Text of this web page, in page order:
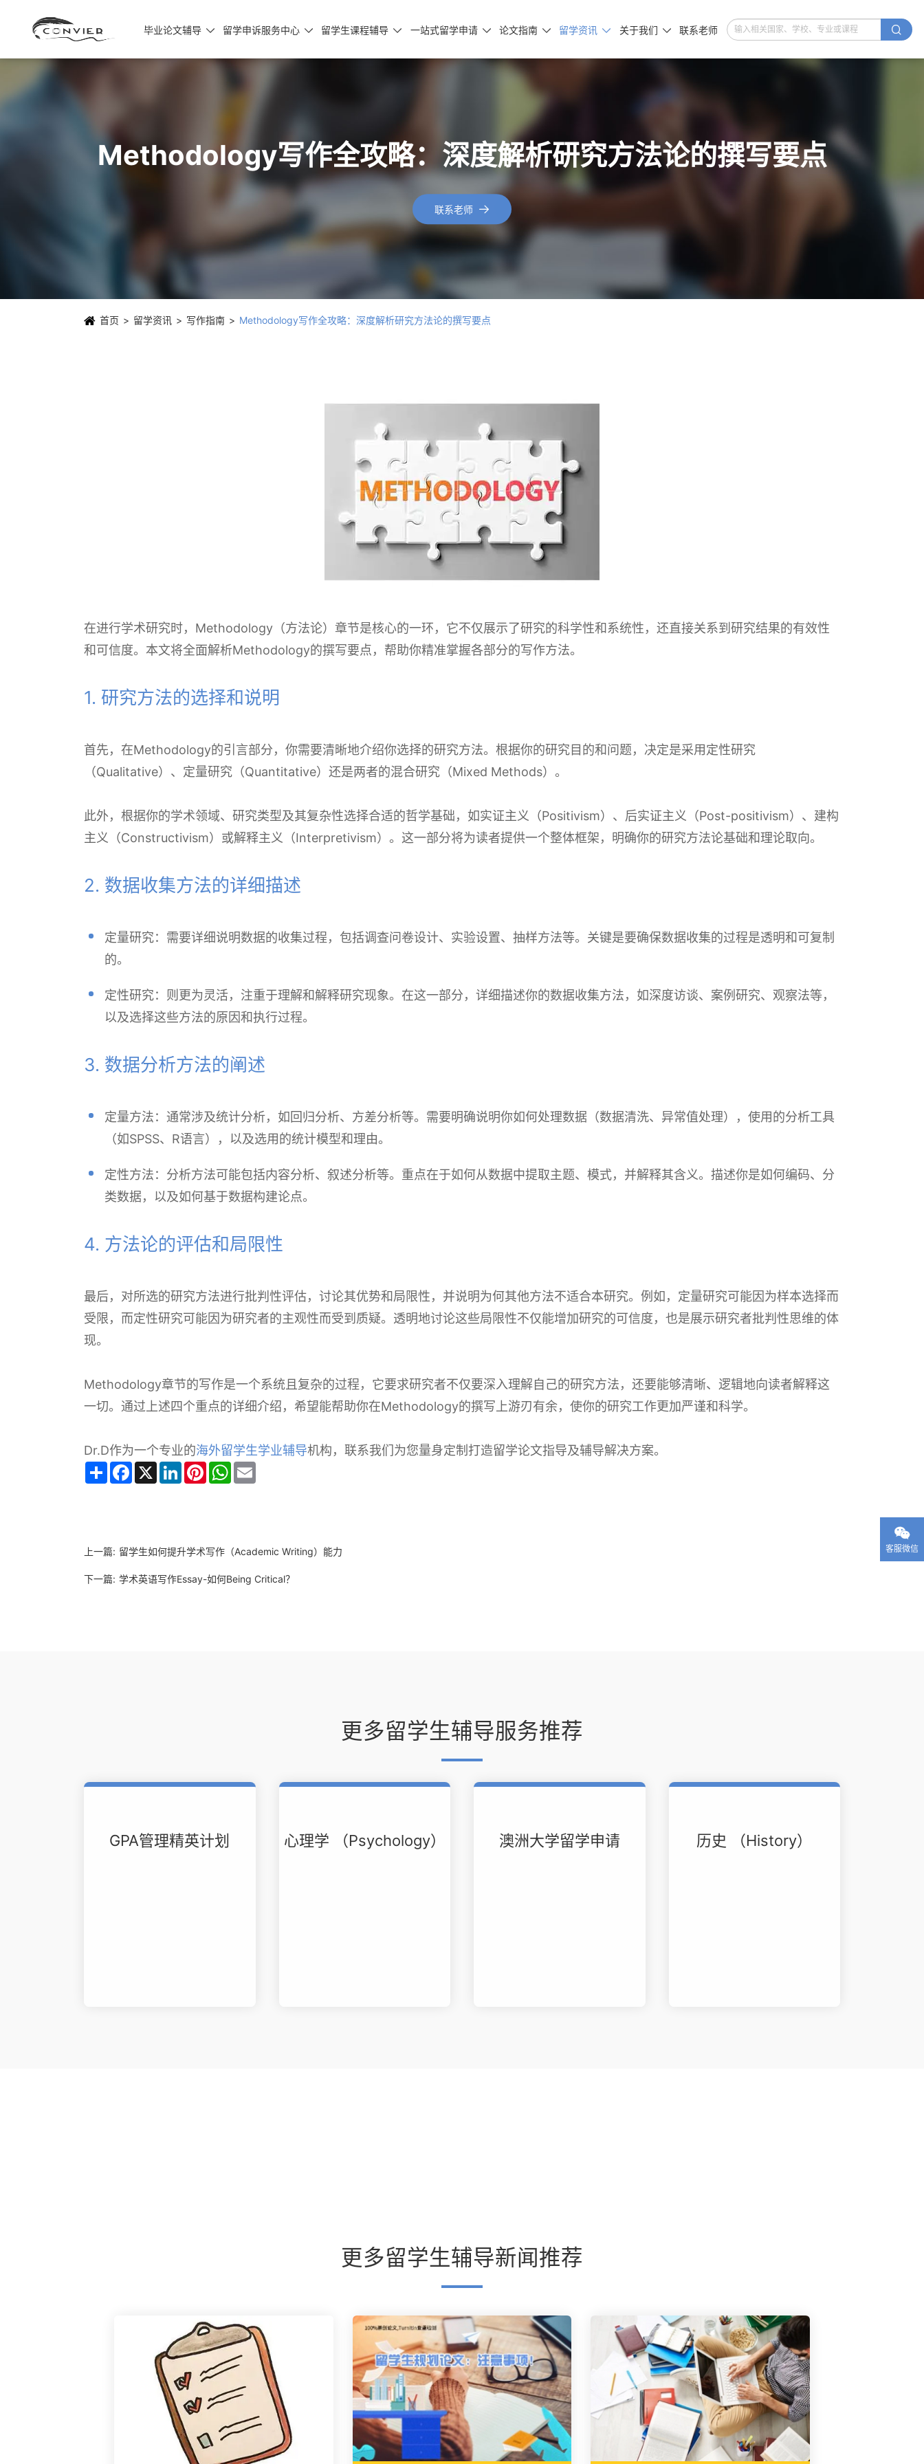
毕业论文辅导  留学申诉服务中心  留学生课程辅导  一站式留学申请  论文指南  留学资讯  关于我们  联系老师 
Methodology写作全攻略：深度解析研究方法论的撰写要点
联系老师 
首页 留学资讯 写作指南 Methodology写作全攻略：深度解析研究方法论的撰写要点
在进行学术研究时，Methodology（方法论）章节是核心的一环，它不仅展示了研究的科学性和系统性，还直接关系到研究结果的有效性
和可信度。本文将全面解析Methodology的撰写要点，帮助你精准掌握各部分的写作方法。
1. 研究方法的选择和说明
首先，在Methodology的引言部分，你需要清晰地介绍你选择的研究方法。根据你的研究目的和问题，决定是采用定性研究
（Qualitative）、定量研究（Quantitative）还是两者的混合研究（Mixed Methods）。
此外，根据你的学术领域、研究类型及其复杂性选择合适的哲学基础，如实证主义（Positivism）、后实证主义（Post-positivism）、建构
主义（Constructivism）或解释主义（Interpretivism）。这一部分将为读者提供一个整体框架，明确你的研究方法论基础和理论取向。
2. 数据收集方法的详细描述
定量研究：需要详细说明数据的收集过程，包括调查问卷设计、实验设置、抽样方法等。关键是要确保数据收集的过程是透明和可复制
的。
定性研究：则更为灵活，注重于理解和解释研究现象。在这一部分，详细描述你的数据收集方法，如深度访谈、案例研究、观察法等，
以及选择这些方法的原因和执行过程。
3. 数据分析方法的阐述
定量方法：通常涉及统计分析，如回归分析、方差分析等。需要明确说明你如何处理数据（数据清洗、异常值处理），使用的分析工具
（如SPSS、R语言），以及选用的统计模型和理由。
定性方法：分析方法可能包括内容分析、叙述分析等。重点在于如何从数据中提取主题、模式，并解释其含义。描述你是如何编码、分
类数据，以及如何基于数据构建论点。
4. 方法论的评估和局限性
最后，对所选的研究方法进行批判性评估，讨论其优势和局限性，并说明为何其他方法不适合本研究。例如，定量研究可能因为样本选择而
受限，而定性研究可能因为研究者的主观性而受到质疑。透明地讨论这些局限性不仅能增加研究的可信度，也是展示研究者批判性思维的体
现。
Methodology章节的写作是一个系统且复杂的过程，它要求研究者不仅要深入理解自己的研究方法，还要能够清晰、逻辑地向读者解释这
一切。通过上述四个重点的详细介绍，希望能帮助你在Methodology的撰写上游刃有余，使你的研究工作更加严谨和科学。
Dr.D作为一个专业的海外留学生学业辅导机构，联系我们为您量身定制打造留学论文指导及辅导解决方案。
Share Facebook
X LinkedInPinterestWhatsApp
上一篇: 留学生如何提升学术写作（Academic Writing）能力
下一篇: 学术英语写作Essay-如何Being Critical？
更多留学生辅导服务推荐
GPA管理精英计划 心理学 （Psychology） 澳洲大学留学申请 历史 （History）
更多留学生辅导新闻推荐

客服微信